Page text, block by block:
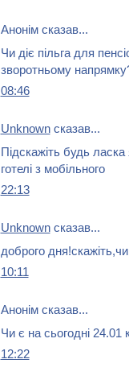
Анонім сказав...
Чи діє пільга для
зворотньому
08:46
Unknownсказав...
Підскажіть будь
готелі з мобільного
22:13
Unknownсказав...
доброго
10:11
Анонім сказав...
Чи є на сьогодні 24.01
12:22